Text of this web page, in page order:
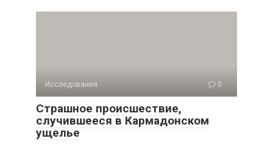
Исследования 0
Страшное происшествие,
случившееся в Кармадонском
ущелье